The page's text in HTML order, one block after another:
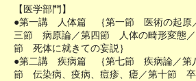
【医学部門】
●第一講 人体篇 ｛第一節 医術の起原
三節 病原論／第四節 人体の畸形変態
節 死体に就きての妄説｝
●第二講 疾病篇 ｛第七節 疾病論／第
節 伝染病、疫病、痘疹、瘧／第十節